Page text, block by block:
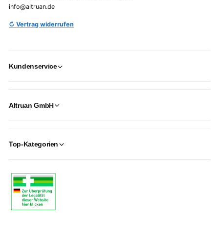
info@altruan.de
↻ Vertrag widerrufen
Kundenservice
Altruan GmbH
Top-Kategorien